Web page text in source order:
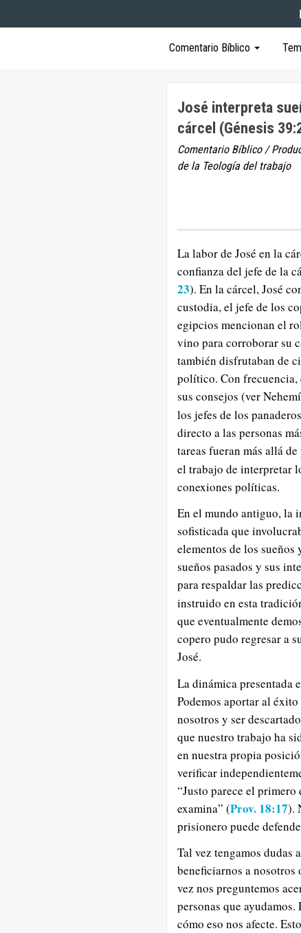
Comentario Bíblico
José interpreta
cárcel (Génesis
Comentario Bíblico /
de la Teología del trabajo
La labor de José en la
confianza del jefe de la
23). En la cárcel, José
custodia, el jefe de los
egipcios mencionan el
vino para corroborar su
también disfrutaban de
político. Con frecuencia,
sus consejos (ver
los jefes de los
directo a las personas
tareas fueran más allá
el trabajo de interpretar
conexiones políticas.
En el mundo antiguo, la
sofisticada que
elementos de los
sueños pasados y sus
para respaldar las
instruido en esta
que eventualmente
copero pudo regresar a
José.
La dinámica presentada
Podemos aportar al
nosotros y ser
que nuestro trabajo ha
en nuestra propia
verificar
“Justo parece el primero
examina” (Prov. 18:17).
prisionero puede
Tal vez tengamos dudas
beneficiarnos a nosotros
vez nos preguntemos
personas que
cómo eso nos afecte.